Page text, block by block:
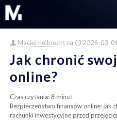
Maciej Helbrecht na 2026-03-01
Jak chronić
online?
Czas czytania: 8 minut
Bezpieczeństwo finansów online: jak
rachunki inwestycyjne przed